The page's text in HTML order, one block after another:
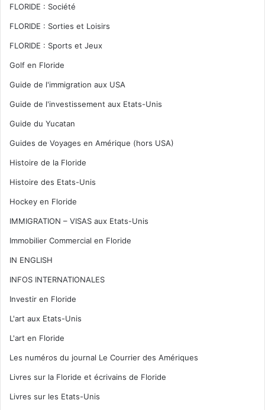
FLORIDE : Société
FLORIDE : Sorties et Loisirs
FLORIDE : Sports et Jeux
Golf en Floride
Guide de l'immigration aux USA
Guide de l'investissement aux Etats-Unis
Guide du Yucatan
Guides de Voyages en Amérique (hors USA)
Histoire de la Floride
Histoire des Etats-Unis
Hockey en Floride
IMMIGRATION – VISAS aux Etats-Unis
Immobilier Commercial en Floride
IN ENGLISH
INFOS INTERNATIONALES
Investir en Floride
L'art aux Etats-Unis
L'art en Floride
Les numéros du journal Le Courrier des Amériques
Livres sur la Floride et écrivains de Floride
Livres sur les Etats-Unis